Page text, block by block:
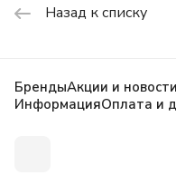
Назад к списку
БрендыАкции и новости
ИнформацияОплата и